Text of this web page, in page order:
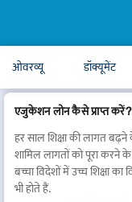
ओवरव्यू डॉक्यूमेंट
एजुकेशन लोन कैसे प्राप्त करें?
हर साल शिक्षा की लागत
शामिल लागतों को पूरा करने
बच्चा विदेशों में उच्च शिक्षा
भी होते हैं.